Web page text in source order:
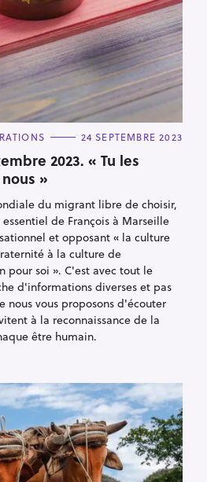
24 SEPTEMBRE 2023
2023. « Tu les
»
du migrant libre de choisir,
de François à Marseille
et opposant « la culture
à la culture de
pour soi ». C'est avec tout le
d'informations diverses et pas
nous vous proposons d'écouter
à la reconnaissance de la
être humain.